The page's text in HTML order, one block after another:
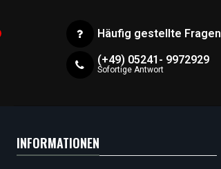
Häufig gestellte Fragen
(+49) 05241- 9972929
Sofortige Antwort
INFORMATIONEN